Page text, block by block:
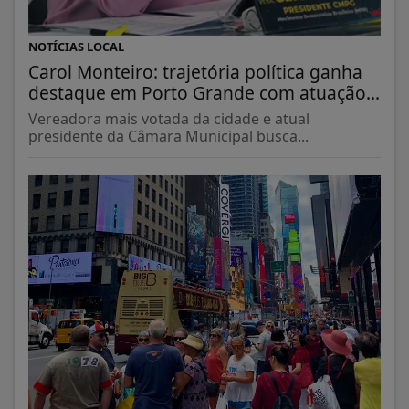
NOTÍCIAS LOCAL
Carol Monteiro: trajetória política ganha
destaque em Porto Grande com atuação...
Vereadora mais votada da cidade e atual
presidente da Câmara Municipal busca...